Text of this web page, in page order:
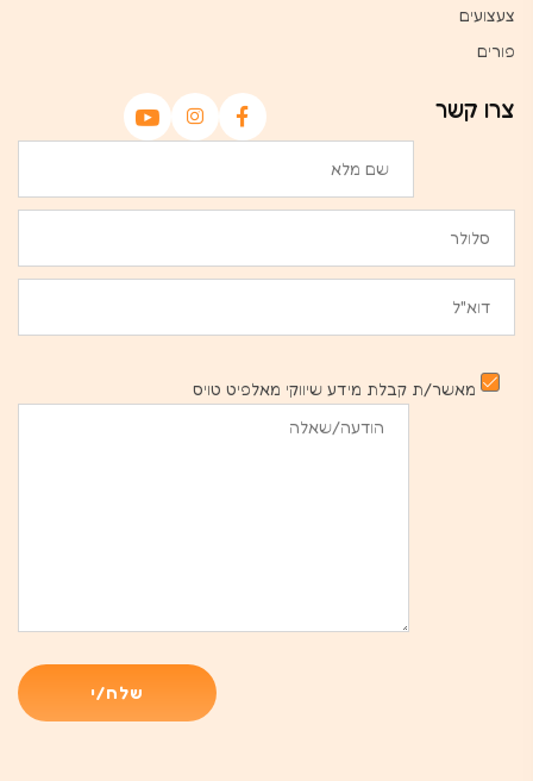
צעצועים
פורים
צרו קשר
מאשר/ת קבלת מידע שיווקי מאלפיט טויס